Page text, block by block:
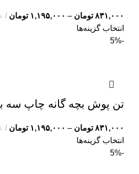
۸۳۱,۰۰۰ تومان – ۱,۱۹۵,۰۰۰ تومان
انتخاب گزینه‌ها
-5%
تن پوش بچه گانه چاپ سه
۸۳۱,۰۰۰ تومان – ۱,۱۹۵,۰۰۰ تومان
انتخاب گزینه‌ها
-5%